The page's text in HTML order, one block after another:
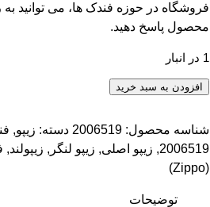
فروشگاه در حوزه فندک ها، می توانید
محصول پاسخ دهید.
1 در انبار
فندک زیپو مدل Anker Mini کد 2006519 عدد
افزودن به سبد خرید
شناسه محصول:2006519 دسته: زیپو,
2006519
, زیپو اصلی, زیپو لنگر , زیپولند,
(Zippo)
توضیحات